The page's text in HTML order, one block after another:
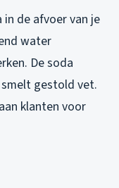
de afvoer van je
water
De soda
gestold vet.
klanten voor